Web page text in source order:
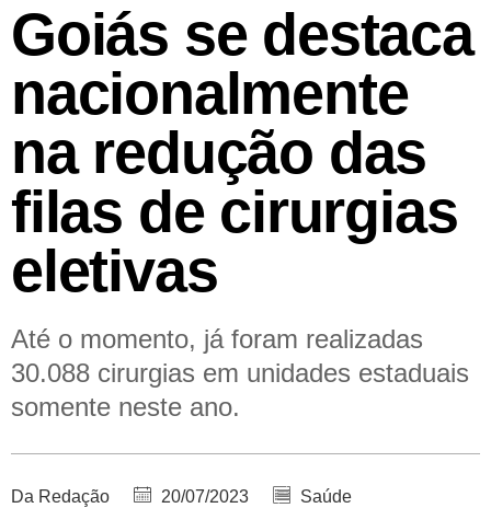
Goiás se destaca
nacionalmente
na redução das
filas de cirurgias
eletivas
Até o momento, já foram realizadas
30.088 cirurgias em unidades estaduais
somente neste ano.
Da Redação 20/07/2023 Saúde